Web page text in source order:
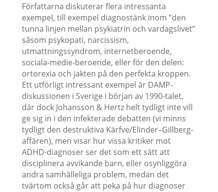
Författarna diskuterar flera intressanta
exempel, till exempel diagnostänk inom ”den
tunna linjen mellan psykiatrin och vardagslivet”
såsom psykopati, narcissism,
utmattningssyndrom, internetberoende,
sociala-medie-beroende, eller för den delen:
ortorexia och jakten på den perfekta kroppen.
Ett utförligt intressant exempel är DAMP-
diskussionen i Sverige i början av 1990-talet,
där dock Johansson & Hertz helt tydligt inte vill
ge sig in i den infekterade debatten (vi minns
tydligt den destruktiva Kärfve/Elinder–Gillberg-
affären), men visar hur vissa kritiker mot
ADHD-diagnoser ser det som ett sätt att
disciplinera avvikande barn, eller osynliggöra
andra samhälleliga problem, medan det
tvärtom också går att peka på hur diagnoser